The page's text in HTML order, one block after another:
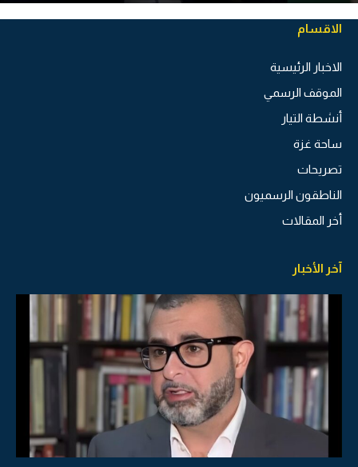
الاقسام
الاخبار الرئيسية
الموقف الرسمي
أنشطة التيار
ساحة غزة
تصريحات
الناطقون الرسميون
أخر المقالات
آخر الأخبار